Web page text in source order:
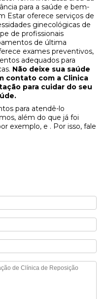
para a saúde e bem-
Estar oferece serviços de
ginecológicas de
de profissionais
de última
exames preventivos,
adequados para
Não deixe sua saúde
contato com a Clinica
para cuidar do seu
para atendê-lo
além do que já foi
exemplo, e . Por isso, fale